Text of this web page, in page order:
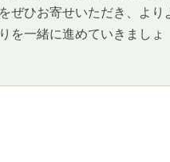
ぜひお寄せいただき、より
を一緒に進めていきましょ